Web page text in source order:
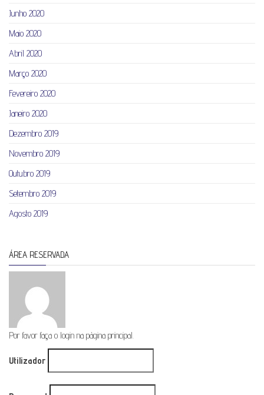
Junho 2020
Maio 2020
Abril 2020
Março 2020
Fevereiro 2020
Janeiro 2020
Dezembro 2019
Novembro 2019
Outubro 2019
Setembro 2019
Agosto 2019
ÁREA RESERVADA
Por favor faça o login na página principal.
Utilizador